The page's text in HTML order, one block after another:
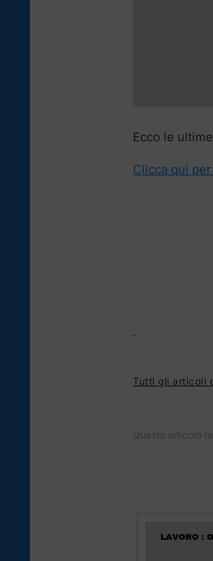
Ecco le
Clicca qui
.
Tutti gli articoli
Questo articolo